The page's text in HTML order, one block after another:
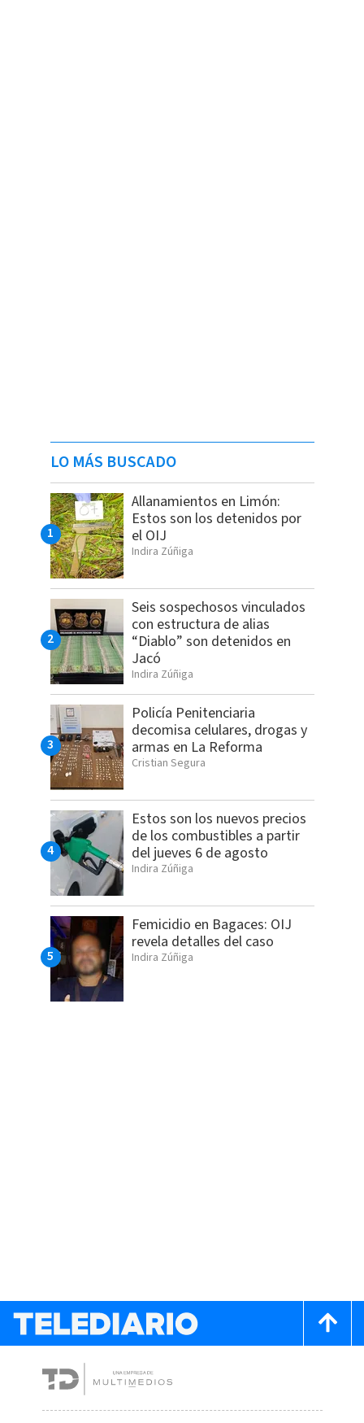
LO MÁS BUSCADO
Allanamientos en Limón:
Estos son los detenidos por
el OIJ
Indira Zúñiga
Seis sospechosos vinculados
con estructura de alias
“Diablo” son detenidos en
Jacó
Indira Zúñiga
Policía Penitenciaria
decomisa celulares, drogas y
armas en La Reforma
Cristian Segura
Estos son los nuevos precios
de los combustibles a partir
del jueves 6 de agosto
Indira Zúñiga
Femicidio en Bagaces: OIJ
revela detalles del caso
Indira Zúñiga